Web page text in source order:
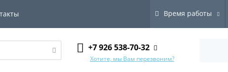
Время работы
+7 926 538-70-32
Хотите, мы Вам перезвоним?